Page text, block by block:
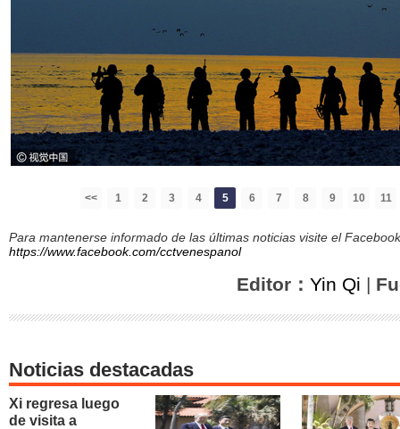
<< 1 2 3 4 5 6 7 8 9 10 11
Para mantenerse informado de las últimas noticias visite el
https://www.facebook.com/cctvenespanol
Editor： Yin Qi |
Noticias destacadas
Xi regresa luego
de visita a